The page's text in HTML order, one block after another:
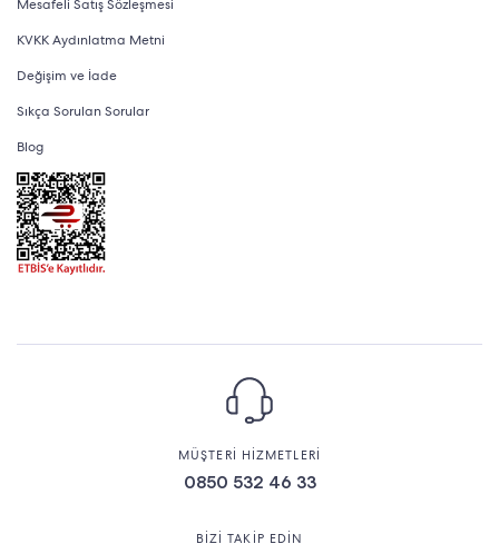
Mesafeli Satış Sözleşmesi
KVKK Aydınlatma Metni
Değişim ve İade
Sıkça Sorulan Sorular
Blog
MÜŞTERİ HİZMETLERİ
0850 532 46 33
BİZİ TAKİP EDİN